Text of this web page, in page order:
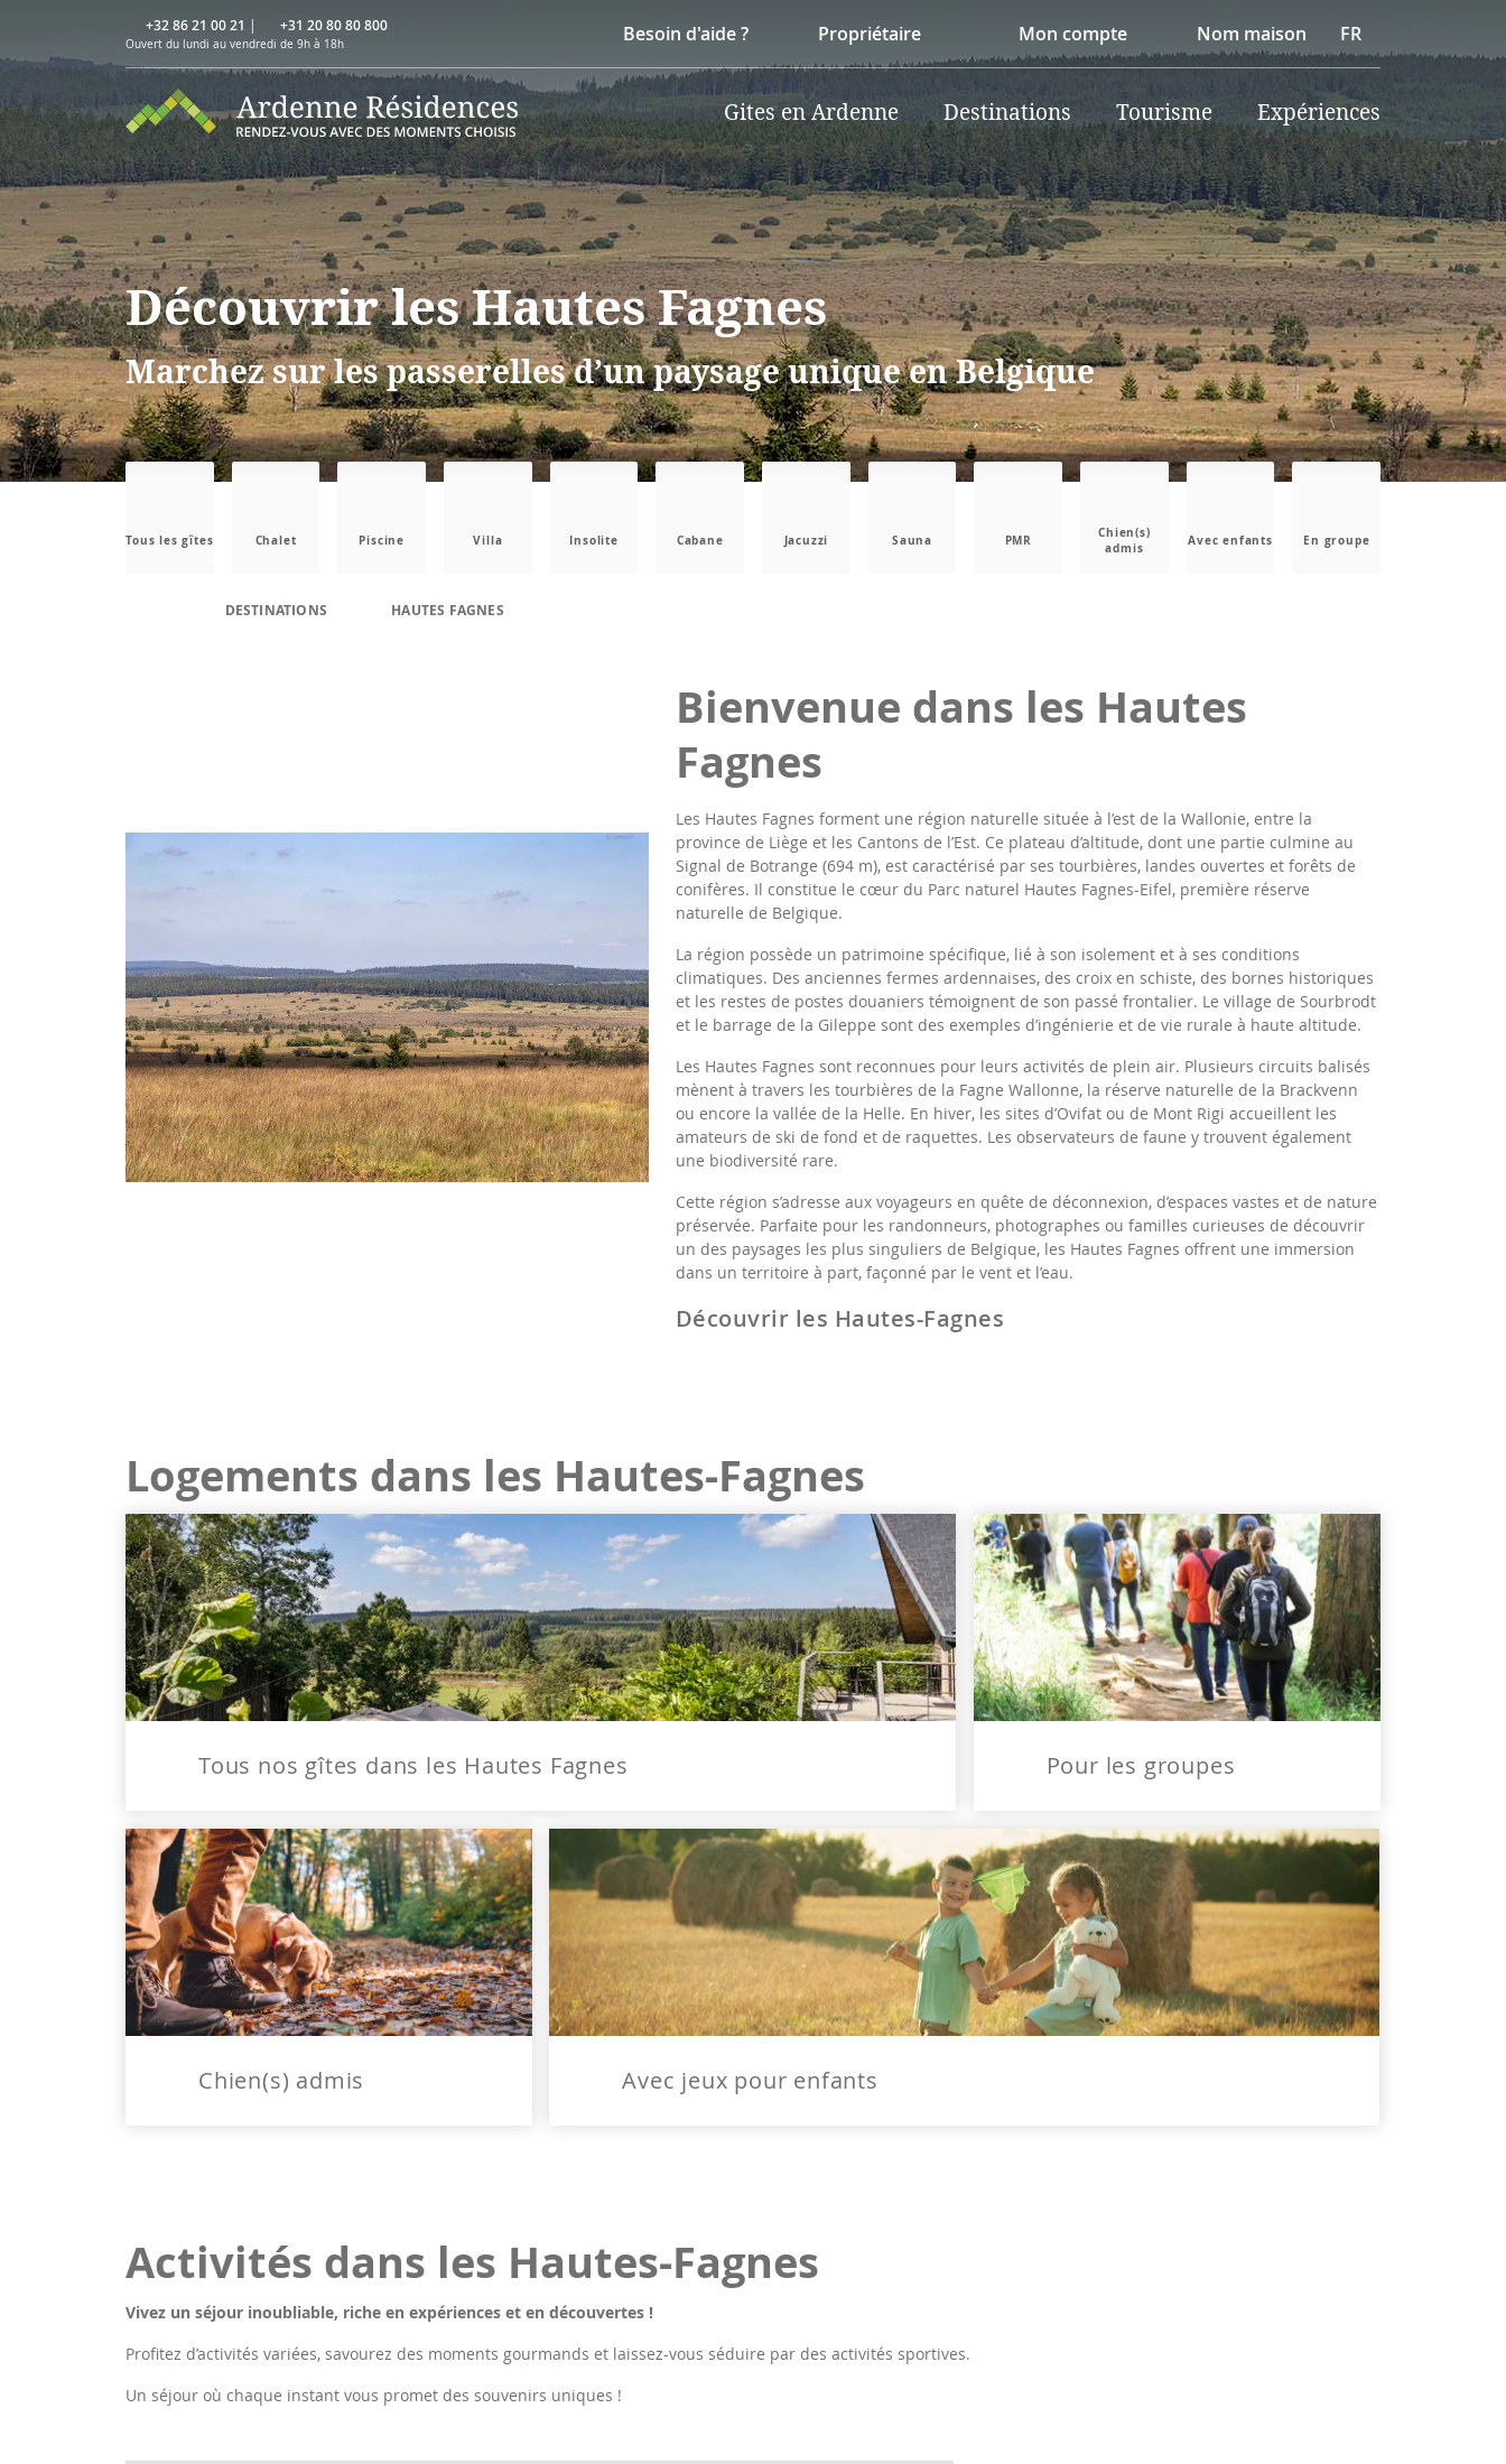
+32 86 21 00 21 | +31 20 80 80 800
Ouvert du lundi au vendredi de 9h à 18h Besoin d'aide ? Propriétaire Mon compte Nom maison FR
Gites en Ardenne Destinations Tourisme Expériences
Découvrir les Hautes Fagnes
Marchez sur les passerelles d’un paysage unique en Belgique
Tous les gîtes Chalet Piscine Villa Insolite Cabane Jacuzzi Sauna PMR
Chien(s)
admis
Avec enfants En groupe
DESTINATIONS HAUTES FAGNES
Bienvenue dans les Hautes
Fagnes
Les Hautes Fagnes forment une région naturelle située à l’est de la Wallonie, entre la
province de Liège et les Cantons de l’Est. Ce plateau d’altitude, dont une partie culmine au
Signal de Botrange (694 m), est caractérisé par ses tourbières, landes ouvertes et forêts de
conifères. Il constitue le cœur du Parc naturel Hautes Fagnes-Eifel, première réserve
naturelle de Belgique.
La région possède un patrimoine spécifique, lié à son isolement et à ses conditions
climatiques. Des anciennes fermes ardennaises, des croix en schiste, des bornes historiques
et les restes de postes douaniers témoignent de son passé frontalier. Le village de Sourbrodt
et le barrage de la Gileppe sont des exemples d’ingénierie et de vie rurale à haute altitude.
Les Hautes Fagnes sont reconnues pour leurs activités de plein air. Plusieurs circuits balisés
mènent à travers les tourbières de la Fagne Wallonne, la réserve naturelle de la Brackvenn
ou encore la vallée de la Helle. En hiver, les sites d’Ovifat ou de Mont Rigi accueillent les
amateurs de ski de fond et de raquettes. Les observateurs de faune y trouvent également
une biodiversité rare.
Cette région s’adresse aux voyageurs en quête de déconnexion, d’espaces vastes et de nature
préservée. Parfaite pour les randonneurs, photographes ou familles curieuses de découvrir
un des paysages les plus singuliers de Belgique, les Hautes Fagnes offrent une immersion
dans un territoire à part, façonné par le vent et l’eau.
Découvrir les Hautes-Fagnes
Logements dans les Hautes-Fagnes
Tous nos gîtes dans les Hautes Fagnes Pour les groupes
Chien(s) admis Avec jeux pour enfants
Activités dans les Hautes-Fagnes
Vivez un séjour inoubliable, riche en expériences et en découvertes !
Profitez d’activités variées, savourez des moments gourmands et laissez-vous séduire par des activités sportives.
Un séjour où chaque instant vous promet des souvenirs uniques !